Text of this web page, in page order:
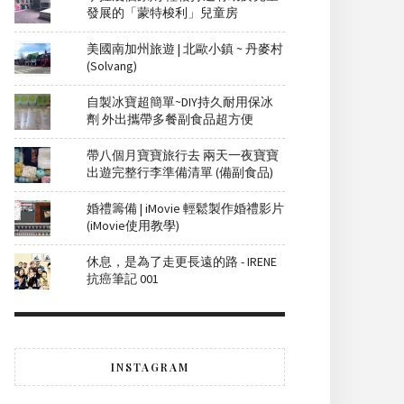
發展的「蒙特梭利」兒童房
美國南加州旅遊 | 北歐小鎮 ~ 丹麥村
(Solvang)
自製冰寶超簡單~DIY持久耐用保冰
劑 外出攜帶多餐副食品超方便
帶八個月寶寶旅行去 兩天一夜寶寶
出遊完整行李準備清單 (備副食品)
婚禮籌備 | iMovie 輕鬆製作婚禮影片
(iMovie使用教學)
休息，是為了走更長遠的路 - IRENE
抗癌筆記 001
INSTAGRAM